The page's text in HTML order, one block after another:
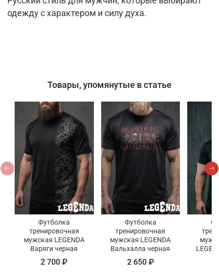
одежду с характером и силу духа.
Товары, упомянутые в статье
Футболка
тренировочная
мужская LEGENDA
Варяги черная
2 700 ₽
Футболка
тренировочная
мужская LEGENDA
Вальхалла черная
2 650 ₽